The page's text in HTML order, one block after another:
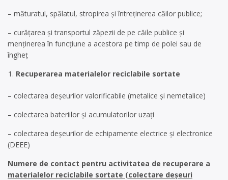
– măturatul, spălatul, stropirea și întreținerea căilor publice;
– curățarea și transportul zăpezii de pe căile publice și
menținerea în funcțiune a acestora pe timp de polei sau de
îngheț
Recuperarea materialelor reciclabile sortate
– colectarea deșeurilor valorificabile (metalice și nemetalice)
– colectarea bateriilor și acumulatorilor uzați
– colectarea deșeurilor de echipamente electrice și electronice
(DEEE)
Numere de contact pentru activitatea de recuperare a
materialelor reciclabile sortate (colectare deșeuri